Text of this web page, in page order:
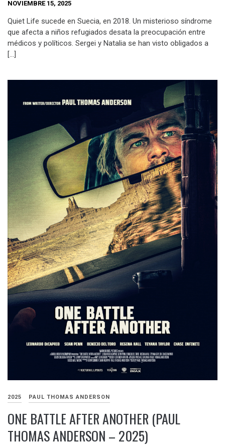
NOVIEMBRE 15, 2025
Quiet Life sucede en Suecia, en 2018. Un misterioso síndrome
que afecta a niños refugiados desata la preocupación entre
médicos y políticos. Sergei y Natalia se han visto obligados a
[…]
2025 PAUL THOMAS ANDERSON
ONE BATTLE AFTER ANOTHER (PAUL
THOMAS ANDERSON – 2025)